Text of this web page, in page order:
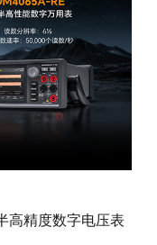
高精度数字电压表